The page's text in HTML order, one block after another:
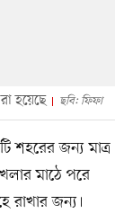
হয়েছে ছবি: ফিফা
শহরের জন্য মাত্র
মাঠে পরে
রাখার জন্য।